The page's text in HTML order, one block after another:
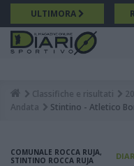
Salta
al
contenuto
principale
ULTIMORA
Breadcrumb
Classifiche e risultati
Andata
Stintino - Atletico
COMUNALE ROCCA RUJA,
STINTINO ROCCA RUJA